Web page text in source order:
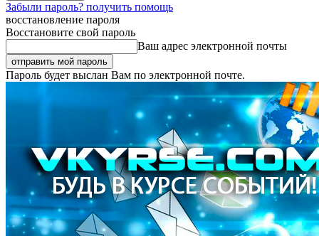
Забыли пароль? получить помощь
восстановление пароля
Восстановите свой пароль
Ваш адрес электронной почты
Пароль будет выслан Вам по электронной почте.